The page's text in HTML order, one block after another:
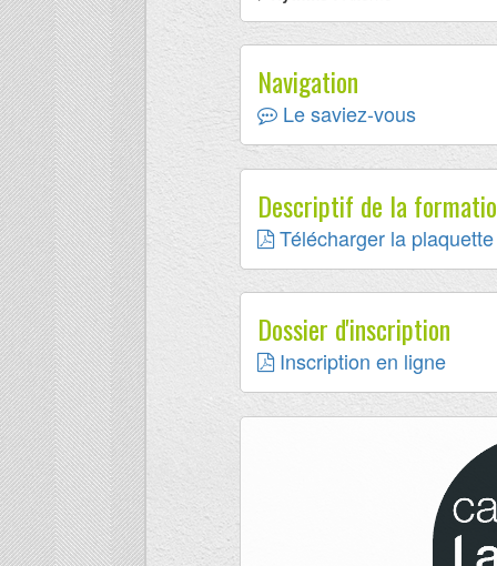
Navigation
Le saviez-vous
Descriptif de la
Télécharger la
Dossier d'inscription
Inscription en ligne